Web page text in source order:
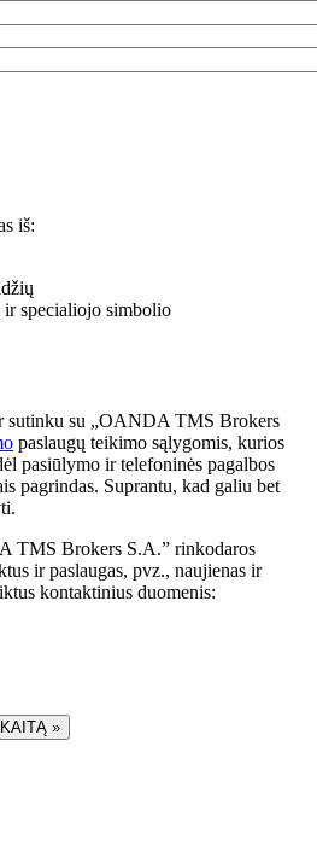
iš:
specialiojo simbolio
sutinku su „OANDA TMS Brokers
paslaugų teikimo sąlygomis, kurios
pasiūlymo ir telefoninės pagalbos
pagrindas. Suprantu, kad galiu bet
TMS Brokers S.A.” rinkodaros
ir paslaugas, pvz., naujienas ir
kontaktinius duomenis:
»